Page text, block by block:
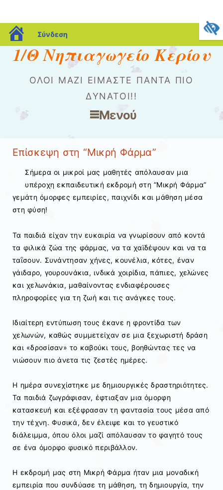
blogs.sch.gr
Σύνδεση
1/Θ Νηπιαγωγείο Κερίου
ΌΛΟΙ ΜΑΖΊ ΕΊΜΑΣΤΕ ΠΆΝΤΑ ΠΙΟ
ΔΥΝΑΤΟΊ!!
Μενού
Επίσκεψη στη “Μικρή Φάρμα”
Σήμερα οι μικροί μας μαθητές απόλαυσαν μια
υπέροχη εκπαιδευτική εκδρομή στη ”Μικρή Φάρμα”
γεμάτη όμορφες εμπειρίες, παιχνίδι και μάθηση μέσα
στη φύση!
Τα παιδιά είχαν την ευκαιρία να γνωρίσουν από κοντά
τα φιλικά ζώα της φάρμας, να τα χαϊδέψουν και να τα
ταΐσουν. Συνάντησαν χήνες, κουνέλια, κότες, έναν
γάιδαρο, γουρουνάκια, ινδικά χοιρίδια, πάπιες, χελώνες
και χελωνάκια, μαθαίνοντας ενδιαφέρουσες
πληροφορίες για τη ζωή και τις ανάγκες τους.
Ιδιαίτερη εντύπωση τους έκανε η φροντίδα των
χελωνών, καθώς συμμετείχαν σε μια ξεχωριστή δράση
και «δροσίσαν» το καβούκι τους, βοηθώντας τες να
νιώσουν πιο άνετα τις ζεστές ημέρες.
Η ημέρα συνεχίστηκε με δημιουργικές δραστηριότητες.
Τα παιδιά ζωγράφισαν, έφτιαξαν μια όμορφη
κατασκευή και εξέφρασαν τη φαντασία τους μέσα από
την τέχνη. Φυσικά, δεν έλειψε και το γευστικό
διάλειμμα, όπου όλοι μαζί απόλαυσαν το φαγητό τους
σε ένα όμορφο φυσικό περιβάλλον.
Η εκδρομή μας στη Μικρή Φάρμα ήταν μια μοναδική
εμπειρία που συνδύασε τη μάθηση, τη δημιουργία, την